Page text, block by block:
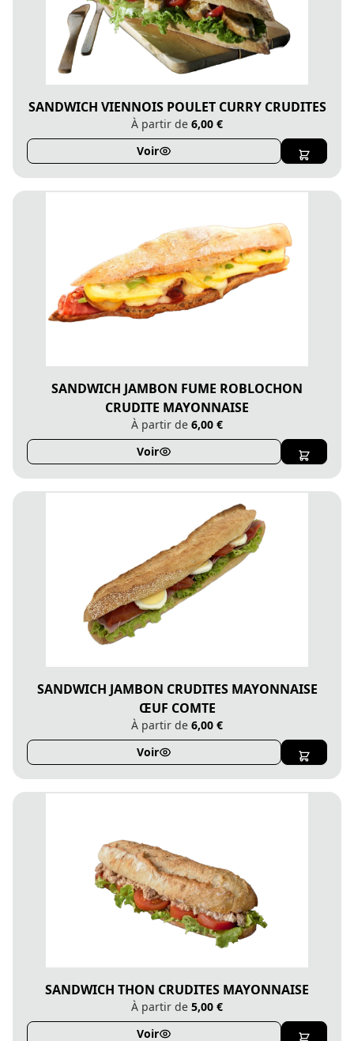
SANDWICH VIENNOIS POULET CURRY CRUDITES
À partir de 6,00 €
Voir
SANDWICH JAMBON FUME ROBLOCHON
CRUDITE MAYONNAISE
À partir de 6,00 €
Voir
SANDWICH JAMBON CRUDITES MAYONNAISE
ŒUF COMTE
À partir de 6,00 €
Voir
SANDWICH THON CRUDITES MAYONNAISE
À partir de 5,00 €
Voir